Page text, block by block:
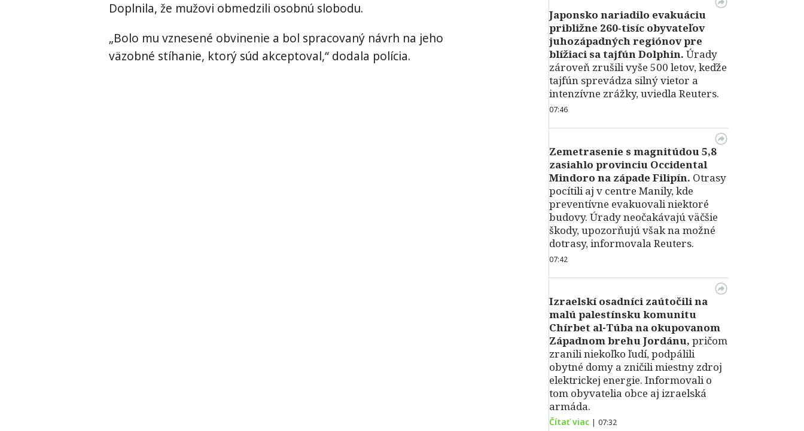
Doplnila, že mužovi obmedzili osobnú slobodu.
„Bolo mu vznesené obvinenie a bol spracovaný návrh na jeho
väzobné stíhanie, ktorý súd akceptoval,“ dodala polícia.
Japonsko nariadilo evakuáciu
približne 260‑tisíc obyvateľov
juhozápadných regiónov pre
blížiaci sa tajfún Dolphin. Úrady
zároveň zrušili vyše 500 letov, keďže
tajfún sprevádza silný vietor a
intenzívne zrážky, uviedla Reuters.
07:46
Zemetrasenie s magnitúdou 5,8
zasiahlo provinciu Occidental
Mindoro na západe Filipín. Otrasy
pocítili aj v centre Manily, kde
preventívne evakuovali niektoré
budovy. Úrady neočakávajú väčšie
škody, upozorňujú však na možné
dotrasy, informovala Reuters.
07:42
Izraelskí osadníci zaútočili na
malú palestínsku komunitu
Chírbet al-Túba na okupovanom
Západnom brehu Jordánu, pričom
zranili niekoľko ľudí, podpálili
obytné domy a zničili miestny zdroj
elektrickej energie. Informovali o
tom obyvatelia obce aj izraelská
armáda.
Čítať viac | 07:32